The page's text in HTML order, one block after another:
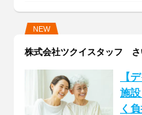
NEW
株式会社ツクイスタッフ さ
【
施
く